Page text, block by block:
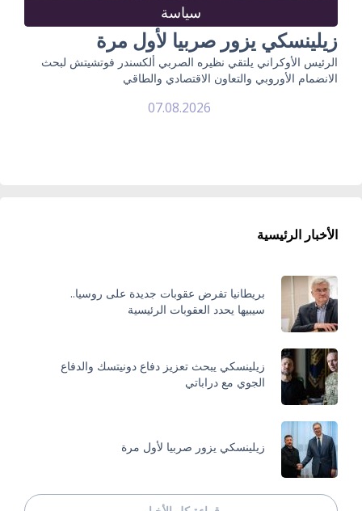
سياسة
زيلينسكي يزور صربيا لأول مرة
الرئيس الأوكراني يلتقي نظيره الصربي ألكسندر فوتشيتش لبحث
الانضمام الأوروبي والتعاون الاقتصادي والطاقي
07.08.2026
الأخبار الرئيسية
بريطانيا تفرض عقوبات جديدة على روسيا..
سيبيها يحدد العقوبات الرئيسية
زيلينسكي يبحث تعزيز دفاع دونيتسك والدفاع
الجوي مع دراباتي
زيلينسكي يزور صربيا لأول مرة